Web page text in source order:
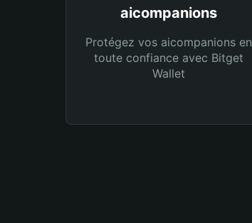
aicompanions
Protégez vos aicompanions en
toute confiance avec Bitget
Wallet